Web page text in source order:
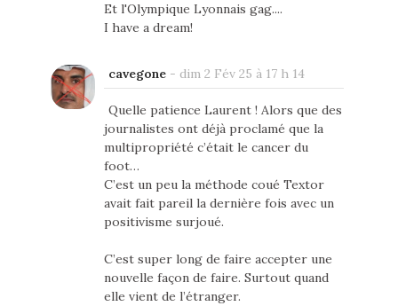
Et l'Olympique Lyonnais gag....
I have a dream!
cavegone- dim 2 Fév 25 à 17 h 14
Quelle patience Laurent ! Alors que des
journalistes ont déjà proclamé que la
multipropriété c’était le cancer du
foot…
C’est un peu la méthode coué Textor
avait fait pareil la dernière fois avec un
positivisme surjoué.
C’est super long de faire accepter une
nouvelle façon de faire. Surtout quand
elle vient de l’étranger.